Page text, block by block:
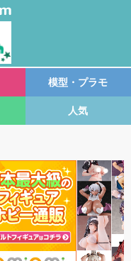
模型・プラモ
人気